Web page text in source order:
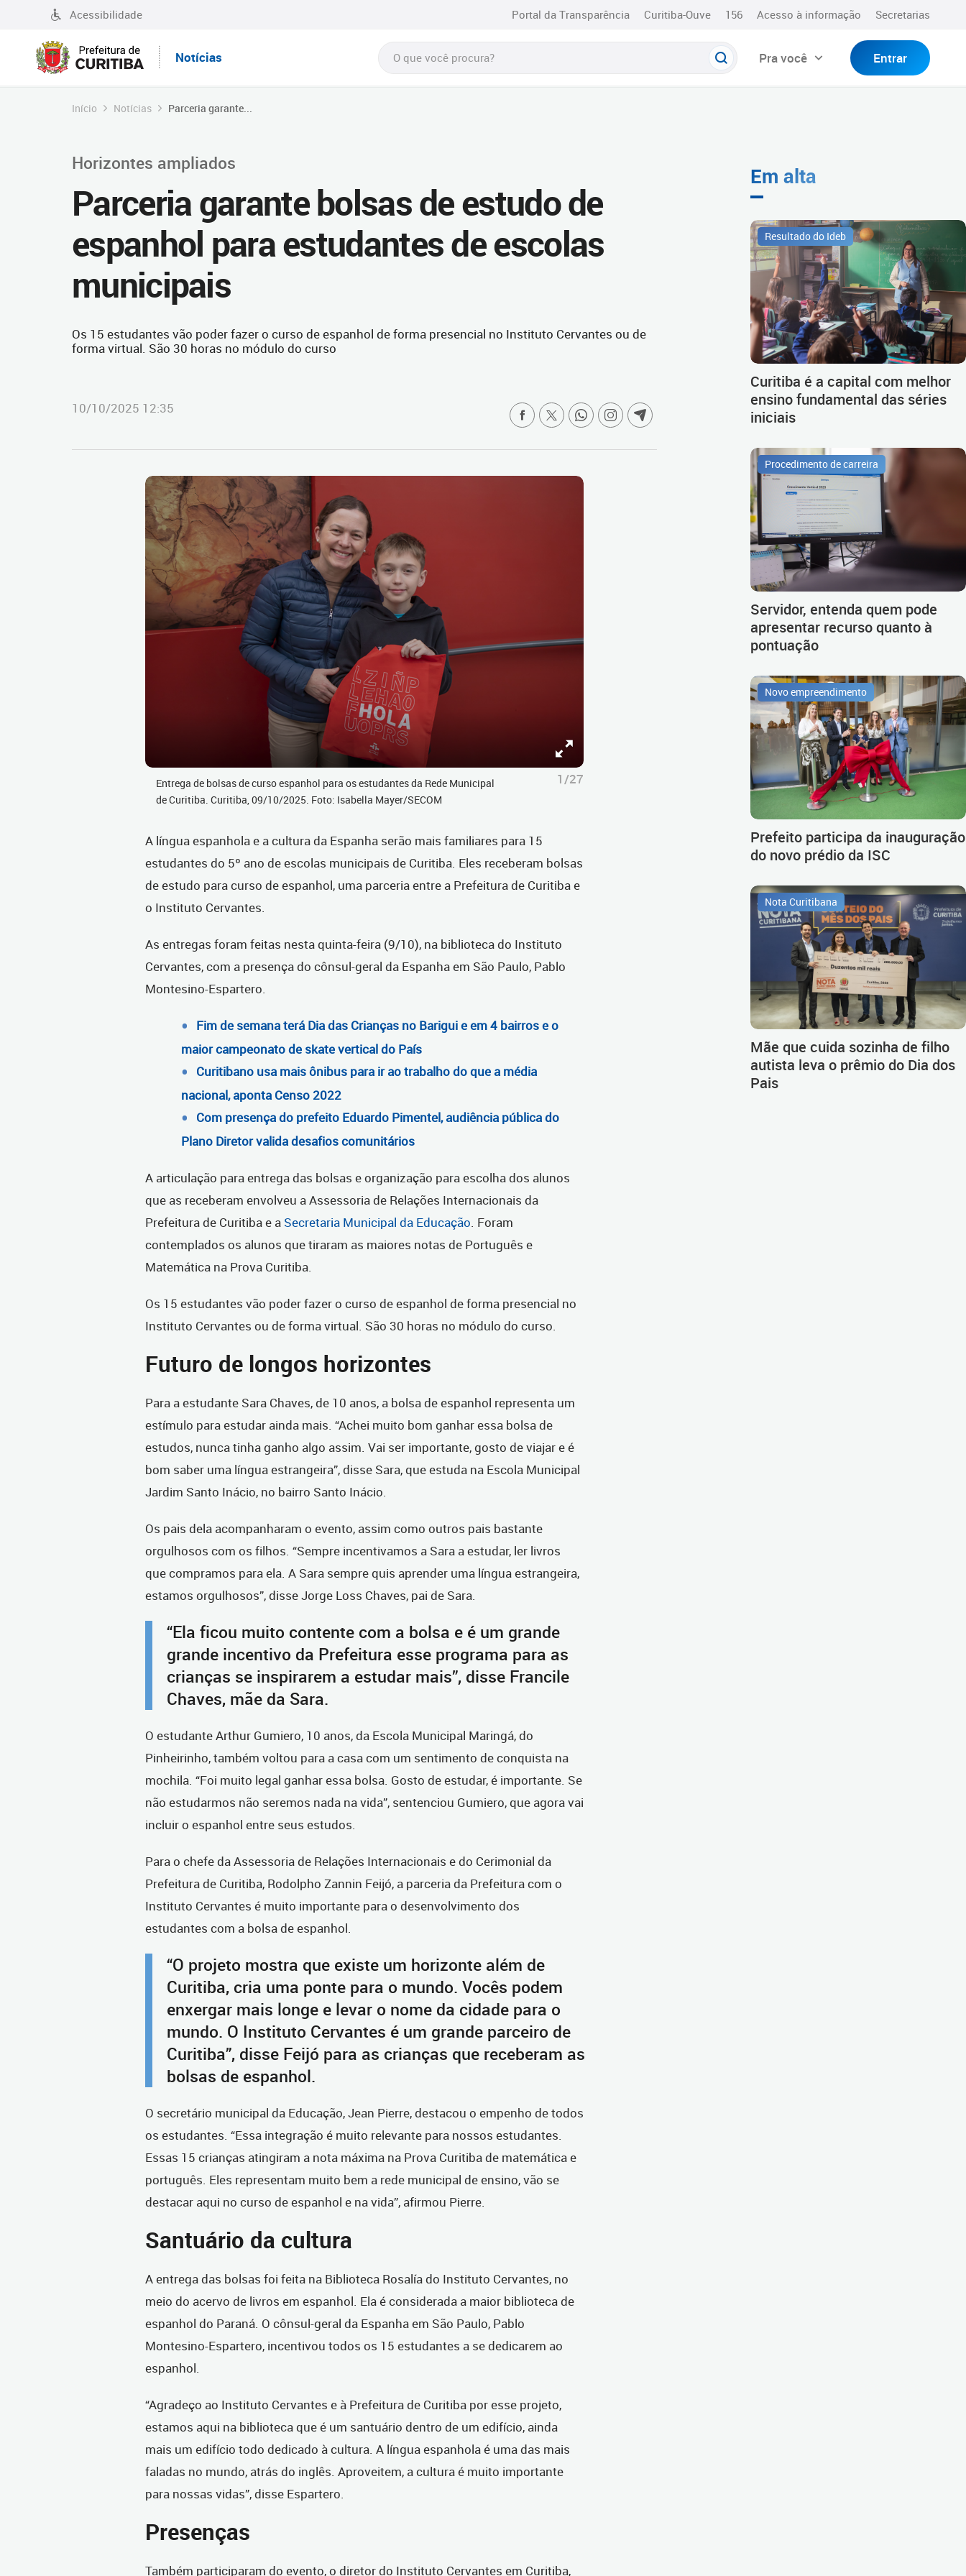
Acessibilidade Portal da Transparência Curitiba-Ouve 156 Acesso à informação Secretarias
Notícias Pra você Entrar
Início Notícias Parceria garante...
Horizontes ampliados
Parceria garante bolsas de estudo de
espanhol para estudantes de escolas
municipais
Os 15 estudantes vão poder fazer o curso de espanhol de forma presencial no Instituto Cervantes ou de
forma virtual. São 30 horas no módulo do curso
10/10/2025 12:35
Entrega de bolsas de curso espanhol para os estudantes da Rede Municipal
de Curitiba. Curitiba, 09/10/2025. Foto: Isabella Mayer/SECOM
1/27
A língua espanhola e a cultura da Espanha serão mais familiares para 15
estudantes do 5º ano de escolas municipais de Curitiba. Eles receberam bolsas
de estudo para curso de espanhol, uma parceria entre a Prefeitura de Curitiba e
o Instituto Cervantes.
As entregas foram feitas nesta quinta-feira (9/10), na biblioteca do Instituto
Cervantes, com a presença do cônsul-geral da Espanha em São Paulo, Pablo
Montesino-Espartero.
Fim de semana terá Dia das Crianças no Barigui e em 4 bairros e o
maior campeonato de skate vertical do País
Curitibano usa mais ônibus para ir ao trabalho do que a média
nacional, aponta Censo 2022
Com presença do prefeito Eduardo Pimentel, audiência pública do
Plano Diretor valida desafios comunitários
A articulação para entrega das bolsas e organização para escolha dos alunos
que as receberam envolveu a Assessoria de Relações Internacionais da
Prefeitura de Curitiba e a Secretaria Municipal da Educação. Foram
contemplados os alunos que tiraram as maiores notas de Português e
Matemática na Prova Curitiba.
Os 15 estudantes vão poder fazer o curso de espanhol de forma presencial no
Instituto Cervantes ou de forma virtual. São 30 horas no módulo do curso.
Futuro de longos horizontes
Para a estudante Sara Chaves, de 10 anos, a bolsa de espanhol representa um
estímulo para estudar ainda mais. “Achei muito bom ganhar essa bolsa de
estudos, nunca tinha ganho algo assim. Vai ser importante, gosto de viajar e é
bom saber uma língua estrangeira”, disse Sara, que estuda na Escola Municipal
Jardim Santo Inácio, no bairro Santo Inácio.
Os pais dela acompanharam o evento, assim como outros pais bastante
orgulhosos com os filhos. “Sempre incentivamos a Sara a estudar, ler livros
que compramos para ela. A Sara sempre quis aprender uma língua estrangeira,
estamos orgulhosos”, disse Jorge Loss Chaves, pai de Sara.
“Ela ficou muito contente com a bolsa e é um grande
grande incentivo da Prefeitura esse programa para as
crianças se inspirarem a estudar mais”, disse Francile
Chaves, mãe da Sara.
O estudante Arthur Gumiero, 10 anos, da Escola Municipal Maringá, do
Pinheirinho, também voltou para a casa com um sentimento de conquista na
mochila. “Foi muito legal ganhar essa bolsa. Gosto de estudar, é importante. Se
não estudarmos não seremos nada na vida”, sentenciou Gumiero, que agora vai
incluir o espanhol entre seus estudos.
Para o chefe da Assessoria de Relações Internacionais e do Cerimonial da
Prefeitura de Curitiba, Rodolpho Zannin Feijó, a parceria da Prefeitura com o
Instituto Cervantes é muito importante para o desenvolvimento dos
estudantes com a bolsa de espanhol.
“O projeto mostra que existe um horizonte além de
Curitiba, cria uma ponte para o mundo. Vocês podem
enxergar mais longe e levar o nome da cidade para o
mundo. O Instituto Cervantes é um grande parceiro de
Curitiba”, disse Feijó para as crianças que receberam as
bolsas de espanhol.
O secretário municipal da Educação, Jean Pierre, destacou o empenho de todos
os estudantes. “Essa integração é muito relevante para nossos estudantes.
Essas 15 crianças atingiram a nota máxima na Prova Curitiba de matemática e
português. Eles representam muito bem a rede municipal de ensino, vão se
destacar aqui no curso de espanhol e na vida”, afirmou Pierre.
Santuário da cultura
A entrega das bolsas foi feita na Biblioteca Rosalía do Instituto Cervantes, no
meio do acervo de livros em espanhol. Ela é considerada a maior biblioteca de
espanhol do Paraná. O cônsul-geral da Espanha em São Paulo, Pablo
Montesino-Espartero, incentivou todos os 15 estudantes a se dedicarem ao
espanhol.
“Agradeço ao Instituto Cervantes e à Prefeitura de Curitiba por esse projeto,
estamos aqui na biblioteca que é um santuário dentro de um edifício, ainda
mais um edifício todo dedicado à cultura. A língua espanhola é uma das mais
faladas no mundo, atrás do inglês. Aproveitem, a cultura é muito importante
para nossas vidas”, disse Espartero.
Presenças
Também participaram do evento, o diretor do Instituto Cervantes em Curitiba,
Em alta
Resultado do Ideb
Curitiba é a capital com melhor
ensino fundamental das séries
iniciais
Procedimento de carreira
Servidor, entenda quem pode
apresentar recurso quanto à
pontuação
Novo empreendimento
Prefeito participa da inauguração
do novo prédio da ISC
Nota Curitibana
Mãe que cuida sozinha de filho
autista leva o prêmio do Dia dos
Pais